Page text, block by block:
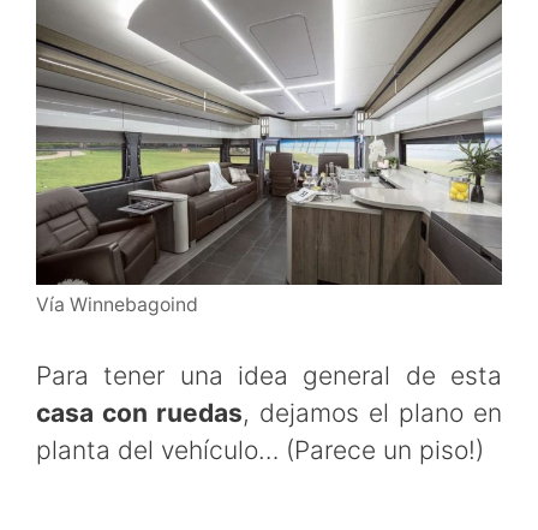
Vía Winnebagoind
Para tener una idea general de esta
casa con ruedas, dejamos el plano en
planta del vehículo… (Parece un piso!)